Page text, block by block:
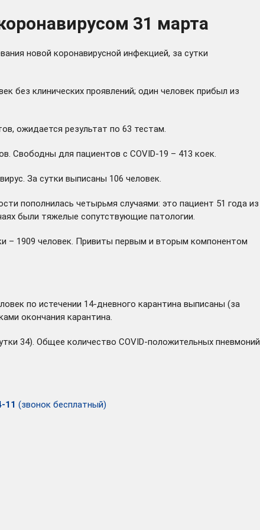
31 марта
новой коронавирусной инфекцией, за сутки
без клинических проявлений; один человек прибыл из
ожидается результат по 63 тестам.
Свободны для пациентов с COVID-19 – 413 коек.
За сутки выписаны 106 человек.
пополнилась четырьмя случаями: это пациент 51 года из
были тяжелые сопутствующие патологии.
– 1909 человек. Привиты первым и вторым компонентом
по истечении 14-дневного карантина выписаны (за
окончания карантина.
34). Общее количество COVID-положительных пневмоний
11 (звонок бесплатный)